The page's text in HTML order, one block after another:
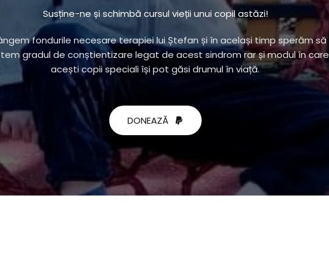
Susține-ne și schimbă cursul vieții unui copil astăzi!
fondurile necesare terapiei lui Ștefan și în același timp sperăm să
gradul de conștientizare legat de acest sindrom rar și modul în care
acești copii speciali își pot găsi drumul în viață.
DONEAZĂ